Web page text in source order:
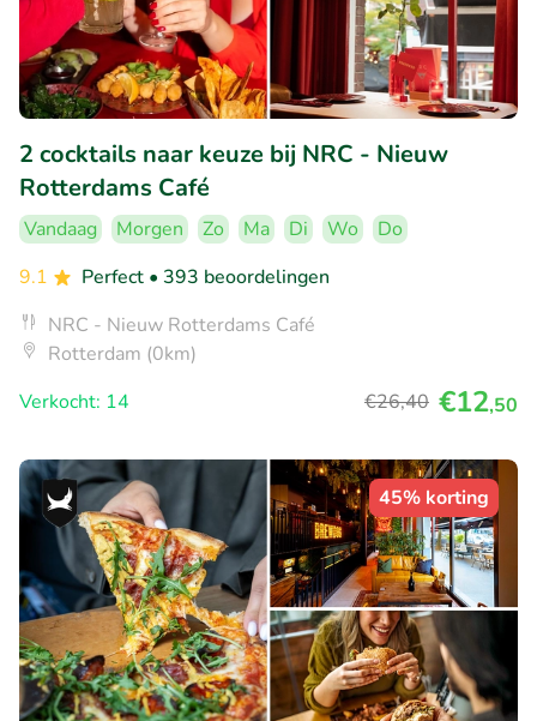
2 cocktails naar keuze bij NRC - Nieuw
Rotterdams Café
Vandaag Morgen Zo Ma Di Wo
Do
9.1
Perfect • 393 beoordelingen
NRC - Nieuw Rotterdams Café
Rotterdam (0km)
Verkocht: 14
€26,40 €12,50
45% korting